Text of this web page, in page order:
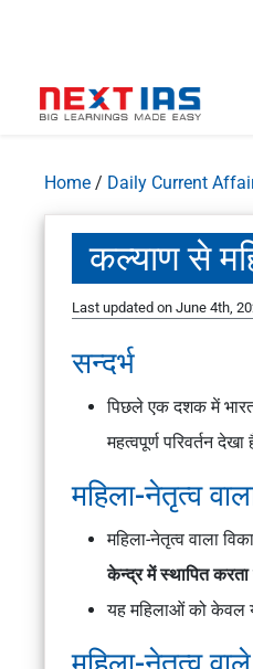
Home / Daily Current
कल्याण से
Last updated on June 4th,
सन्दर्भ
पिछले एक दशक में
महत्वपूर्ण परिवर्तन देखा
महिला-नेतृत्व
महिला-नेतृत्व वाला
केन्द्र में स्थापित करता
यह महिलाओं को केवल